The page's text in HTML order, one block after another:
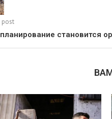
post
становится